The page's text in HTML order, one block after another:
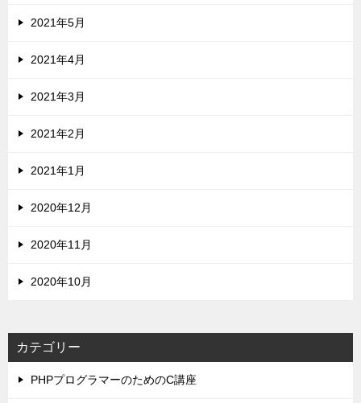
2021年5月
2021年4月
2021年3月
2021年2月
2021年1月
2020年12月
2020年11月
2020年10月
カテゴリー
PHPプログラマーのためのC講座